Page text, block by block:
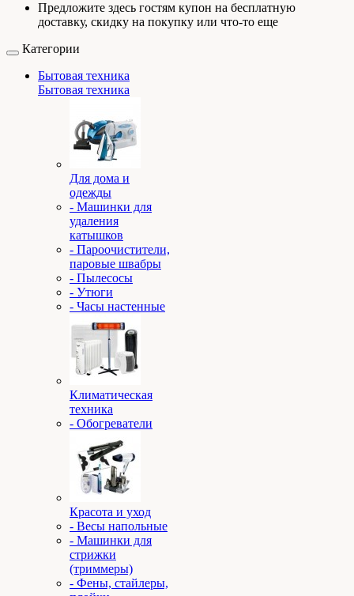
Предложите здесь гостям купон на бесплатную
доставку, скидку на покупку или что-то еще
Категории
Бытовая техника
Бытовая техника
Для дома и
одежды
- Машинки для
удаления
катышков
- Пароочистители,
паровые швабры
- Пылесосы
- Утюги
- Часы настенные
Климатическая
техника
- Обогреватели
Красота и уход
- Весы напольные
- Машинки для
стрижки
(триммеры)
- Фены, стайлеры,